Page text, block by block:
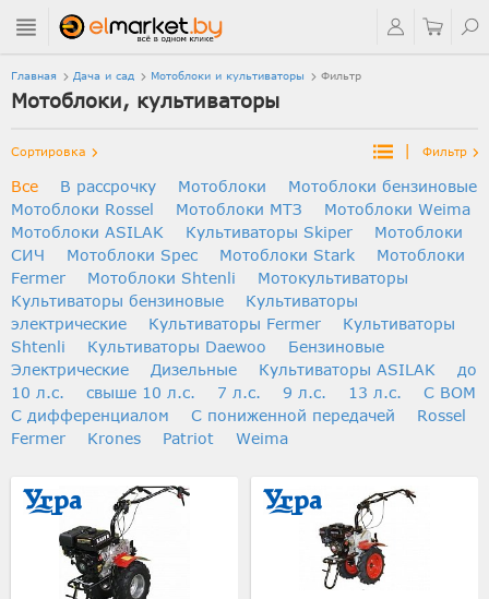
Главная Дача и сад Мотоблоки и культиваторы Фильтр
Мотоблоки, культиваторы
Сортировка | Фильтр
Все В рассрочку Мотоблоки
Мотоблоки бензиновые
Мотоблоки Rossel
Мотоблоки МТЗ
Мотоблоки Weima
Мотоблоки ASILAK
Культиваторы Skiper
Мотоблоки
СИЧ
Мотоблоки Spec Мотоблоки Stark
Мотоблоки
Fermer
Мотоблоки Shtenli
Мотокультиваторы
Культиваторы бензиновые
Культиваторы
электрические
Культиваторы Fermer
Культиваторы
Shtenli
Культиваторы Daewoo
Бензиновые
Электрические
Дизельные Культиваторы ASILAK
до
10 л.с.
свыше 10 л.с. 7 л.с. 9 л.с. 13 л.с.
С ВОМ
С дифференциалом
C пониженной передачей
Rossel
Fermer
Krones Patriot Weima